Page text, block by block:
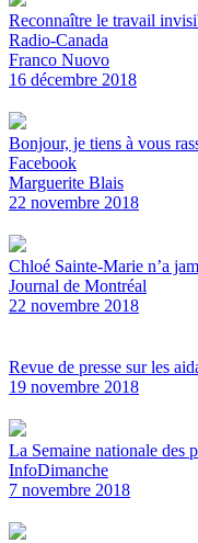
Reconnaître le travail
Radio-Canada
Franco Nuovo
16 décembre 2018
Bonjour, je tiens à vous
Facebook
Marguerite Blais
22 novembre 2018
Chloé Sainte-Marie n’a
Journal de Montréal
22 novembre 2018
Revue de presse sur les
19 novembre 2018
La Semaine nationale des
InfoDimanche
7 novembre 2018